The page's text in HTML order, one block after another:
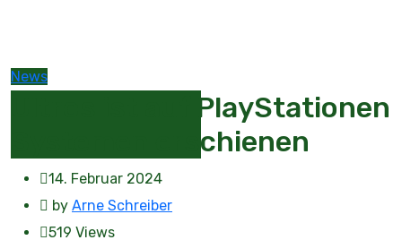
News
Ultros ist auf PlayStationen
Systemen erschienen
14. Februar 2024
by Arne Schreiber
519 Views